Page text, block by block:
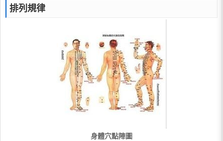
排列規律
身體穴點陣圖